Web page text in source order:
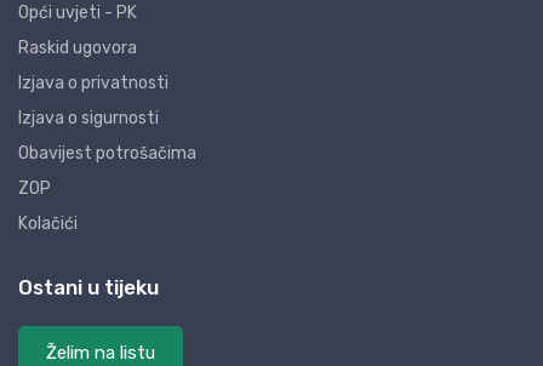
Opći uvjeti - PK
Raskid ugovora
Izjava o privatnosti
Izjava o sigurnosti
Obavijest potrošačima
ZOP
Kolačići
Ostani u tijeku
Želim na listu